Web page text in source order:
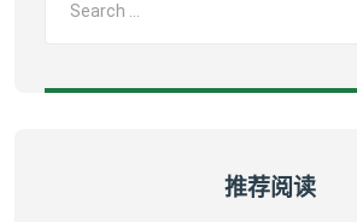
推荐阅读